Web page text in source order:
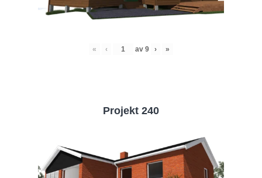
« ‹ av 9 › »
Projekt 240